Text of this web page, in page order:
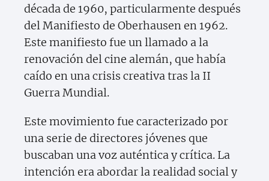
década de 1960, particularmente después
del Manifiesto de Oberhausen en 1962.
Este manifiesto fue un llamado a la
renovación del cine alemán, que había
caído en una crisis creativa tras la II
Guerra Mundial.
Este movimiento fue caracterizado por
una serie de directores jóvenes que
buscaban una voz auténtica y crítica. La
intención era abordar la realidad social y